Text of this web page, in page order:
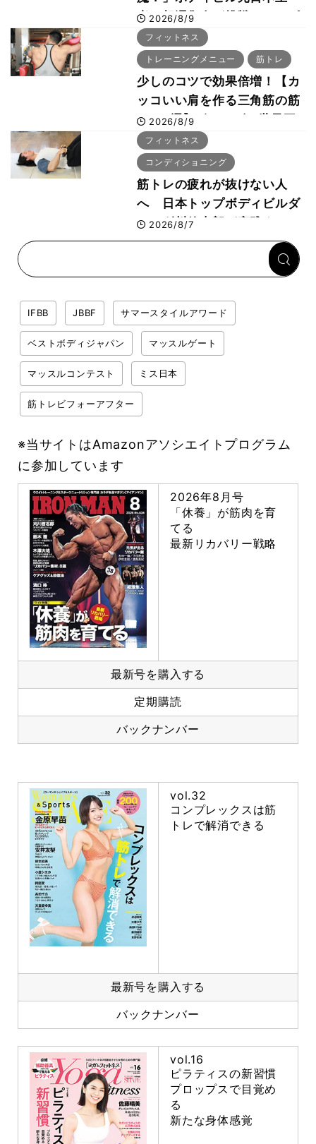
者・相澤隼人が挑戦 バーピ
ーでは驚異の種目2位
2026/8/9
フィットネス
トレーニングメニュー 筋トレ
少しのコツで効果倍増！【カ
ッコいい肩を作る三角筋の筋
トレ6選】ボディビル世界王
者が解説！
2026/8/9
フィットネス
コンディショニング
筋トレの疲れが抜けない人
へ 日本トップボディビルダ
ー・刈川啓志郎が実践する
「回復習慣」
2026/8/7
IFBB JBBF サマースタイルアワード
ベストボディジャパン マッスルゲート
マッスルコンテスト ミス日本
筋トレビフォーアフター
※当サイトはAmazonアソシエイトプログラム
に参加しています
2026年8月号
「休養」が筋肉を育
てる
最新リカバリー戦略
最新号を購入する
定期購読
バックナンバー
vol.32
コンプレックスは筋
トレで解消できる
最新号を購入する
バックナンバー
vol.16
ピラティスの新習慣
プロップスで目覚め
る
新たな身体感覚